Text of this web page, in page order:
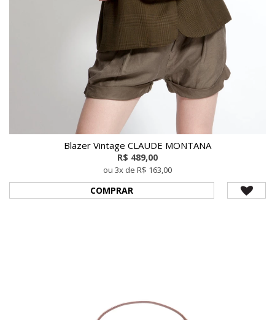
Blazer Vintage CLAUDE MONTANA
R$ 489,00
ou 3x de R$ 163,00
COMPRAR